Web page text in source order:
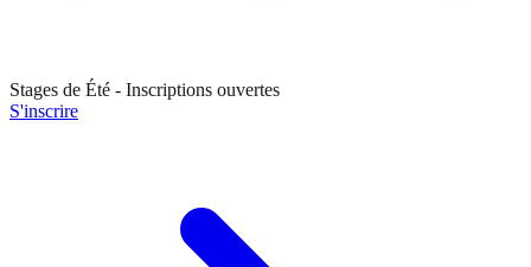
Stages de Été - Inscriptions ouvertes
S'inscrire